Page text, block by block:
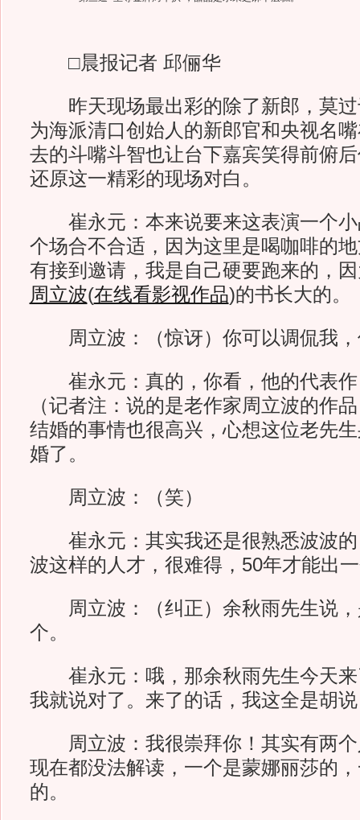
□晨报记者 邱俪华
昨天现场最出彩的除了新郎，莫过
为海派清口创始人的新郎官和央视名
去的斗嘴斗智也让台下嘉宾笑得前俯
还原这一精彩的现场对白。
崔永元：本来说要来这表演一个小
个场合不合适，因为这里是喝咖啡的
有接到邀请，我是自己硬要跑来的，
周立波(在线看影视作品)的书长大的。
周立波：（惊讶）你可以调侃我，
崔永元：真的，你看，他的代表作
（记者注：说的是老作家周立波的作
结婚的事情也很高兴，心想这位老先
婚了。
周立波：（笑）
崔永元：其实我还是很熟悉波波的
波这样的人才，很难得，50年才能出
周立波：（纠正）余秋雨先生说，
个。
崔永元：哦，那余秋雨先生今天来
我就说对了。来了的话，我这全是胡
周立波：我很崇拜你！其实有两个
现在都没法解读，一个是蒙娜丽莎的
的。